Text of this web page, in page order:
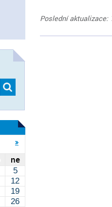
Poslední aktualizace:
ne
5
12
19
26